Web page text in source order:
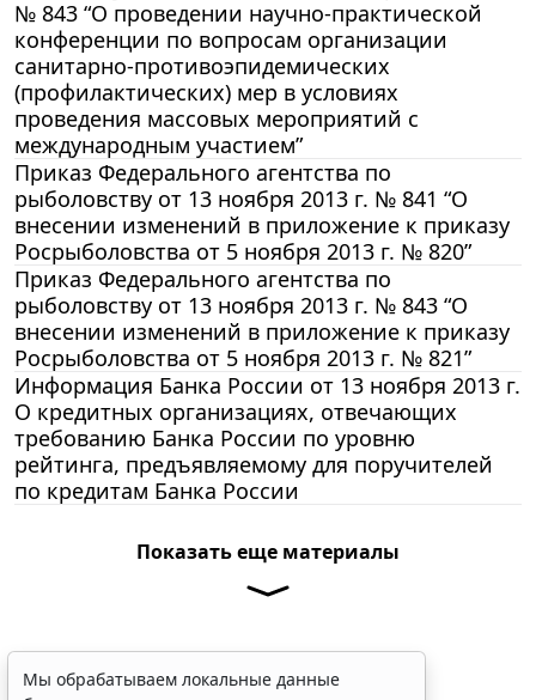
№ 843 “О проведении научно-практической
конференции по вопросам организации
санитарно-противоэпидемических
(профилактических) мер в условиях
проведения массовых мероприятий с
международным участием”
Приказ Федерального агентства по
рыболовству от 13 ноября 2013 г. № 841 “О
внесении изменений в приложение к приказу
Росрыболовства от 5 ноября 2013 г. № 820”
Приказ Федерального агентства по
рыболовству от 13 ноября 2013 г. № 843 “О
внесении изменений в приложение к приказу
Росрыболовства от 5 ноября 2013 г. № 821”
Информация Банка России от 13 ноября 2013 г.
О кредитных организациях, отвечающих
требованию Банка России по уровню
рейтинга, предъявляемому для поручителей
по кредитам Банка России
Показать еще материалы
Мы обрабатываем локальные данные